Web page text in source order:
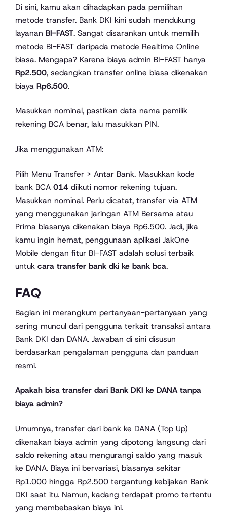
Di sini, kamu akan dihadapkan pada pemilihan
metode transfer. Bank DKI kini sudah mendukung
layanan BI-FAST. Sangat disarankan untuk memilih
metode BI-FAST daripada metode Realtime Online
biasa. Mengapa? Karena biaya admin BI-FAST hanya
Rp2.500, sedangkan transfer online biasa dikenakan
biaya Rp6.500.
Masukkan nominal, pastikan data nama pemilik
rekening BCA benar, lalu masukkan PIN.
Jika menggunakan ATM:
Pilih Menu Transfer > Antar Bank. Masukkan kode
bank BCA 014 diikuti nomor rekening tujuan.
Masukkan nominal. Perlu dicatat, transfer via ATM
yang menggunakan jaringan ATM Bersama atau
Prima biasanya dikenakan biaya Rp6.500. Jadi, jika
kamu ingin hemat, penggunaan aplikasi JakOne
Mobile dengan fitur BI-FAST adalah solusi terbaik
untuk cara transfer bank dki ke bank bca.
FAQ
Bagian ini merangkum pertanyaan-pertanyaan yang
sering muncul dari pengguna terkait transaksi antara
Bank DKI dan DANA. Jawaban di sini disusun
berdasarkan pengalaman pengguna dan panduan
resmi.
Apakah bisa transfer dari Bank DKI ke DANA tanpa
biaya admin?
Umumnya, transfer dari bank ke DANA (Top Up)
dikenakan biaya admin yang dipotong langsung dari
saldo rekening atau mengurangi saldo yang masuk
ke DANA. Biaya ini bervariasi, biasanya sekitar
Rp1.000 hingga Rp2.500 tergantung kebijakan Bank
DKI saat itu. Namun, kadang terdapat promo tertentu
yang membebaskan biaya ini.